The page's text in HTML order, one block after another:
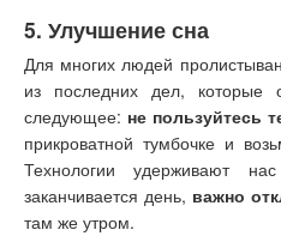
5. Улучшение сна
Для многих людей
из последних дел, которые
следующее: не пользуйтесь
прикроватной тумбочке и
Технологии удерживают
заканчивается день, важно
там же утром.